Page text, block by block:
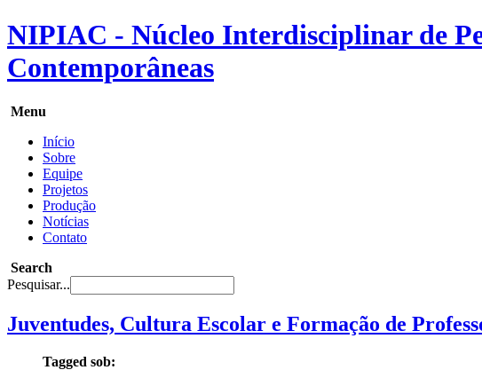
NIPIAC - Núcleo Interdisciplinar de
Contemporâneas
Menu
Início
Sobre
Equipe
Projetos
Produção
Notícias
Contato
Search
Pesquisar...
Juventudes, Cultura Escolar e Formação de
Tagged sob: